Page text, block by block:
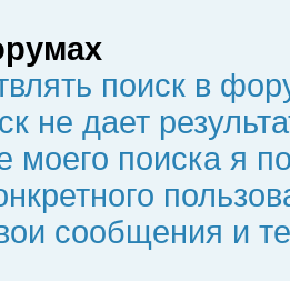
поиск в
не дает
моего поиска я
сообщения и